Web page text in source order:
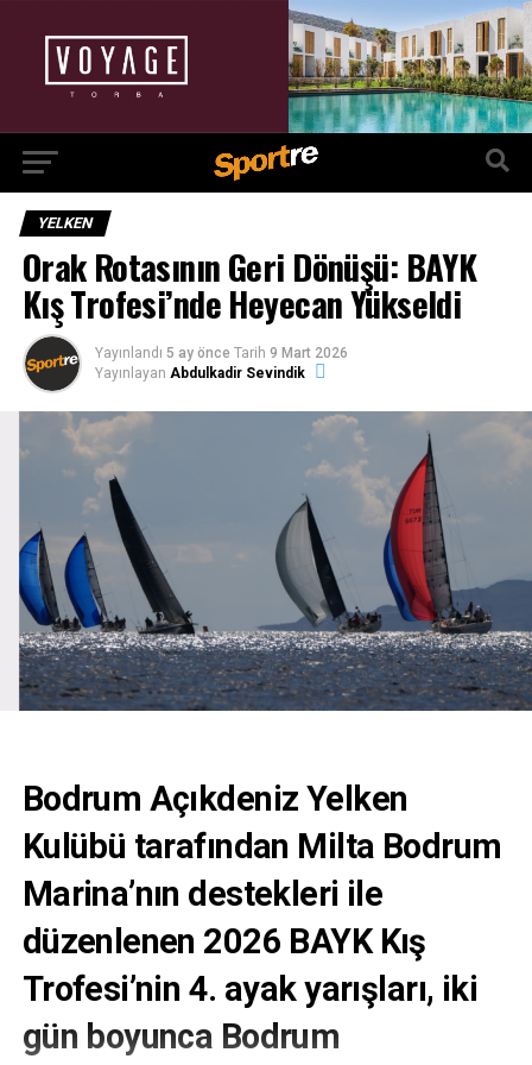
YELKEN
Orak Rotasının Geri Dönüşü: BAYK
Kış Trofesi’nde Heyecan Yükseldi
Yayınlandı 5 ay önce Tarih 9 Mart 2026
Yayınlayan Abdulkadir Sevindik
Bodrum Açıkdeniz Yelken
Kulübü tarafından Milta Bodrum
Marina’nın destekleri ile
düzenlenen 2026 BAYK Kış
Trofesi’nin 4. ayak yarışları, iki
gün boyunca Bodrum